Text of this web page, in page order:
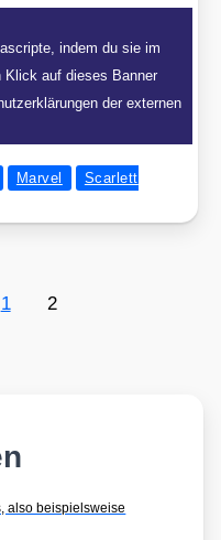
indem du sie im
Klick auf dieses Banner
der externen
Marvel
Scarlett
1 2
also beispielsweise